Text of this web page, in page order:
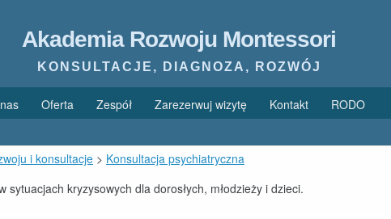
Akademia Rozwoju Montessori
KONSULTACJE, DIAGNOZA, ROZWÓJ
Oferta Zespół Zarezerwuj wizytę Kontakt RODO
i konsultacje > Konsultacja psychiatryczna
kryzysowych dla dorosłych, młodzieży i dzieci.